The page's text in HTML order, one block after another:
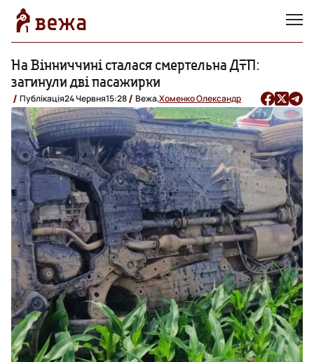
На Вінниччині сталася смертельна ДТП:
загинули дві пасажирки
Публікація24 Червня15:28 Вежа,Хоменко Олександр